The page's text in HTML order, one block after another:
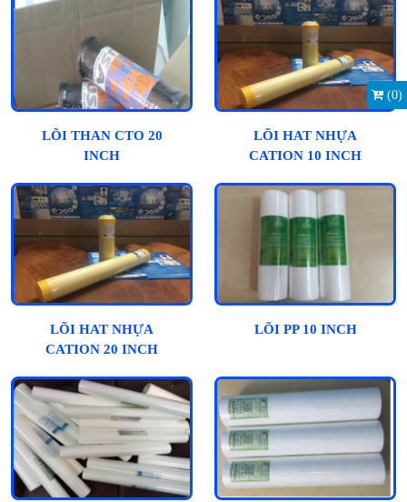
(0)
LÕI THAN CTO 20
INCH
LÕI HAT NHỰA
CATION 10 INCH
LÕI HAT NHỰA
CATION 20 INCH
LÕI PP 10 INCH